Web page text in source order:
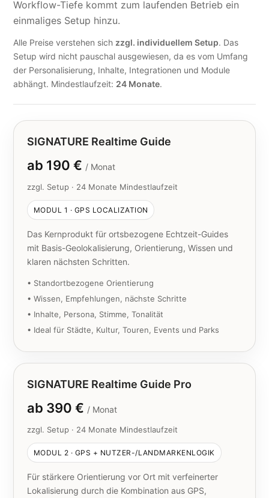
Workflow-Tiefe kommt zum laufenden Betrieb ein
einmaliges Setup hinzu.
Alle Preise verstehen sich zzgl. individuellem Setup. Das
Setup wird nicht pauschal ausgewiesen, da es vom Umfang
der Personalisierung, Inhalte, Integrationen und Module
abhängt. Mindestlaufzeit: 24 Monate.
SIGNATURE Realtime Guide
ab 190 € / Monat
zzgl. Setup · 24 Monate Mindestlaufzeit
MODUL 1 · GPS LOCALIZATION
Das Kernprodukt für ortsbezogene Echtzeit-Guides
mit Basis-Geolokalisierung, Orientierung, Wissen und
klaren nächsten Schritten.
• Standortbezogene Orientierung
• Wissen, Empfehlungen, nächste Schritte
• Inhalte, Persona, Stimme, Tonalität
• Ideal für Städte, Kultur, Touren, Events und Parks
SIGNATURE Realtime Guide Pro
ab 390 € / Monat
zzgl. Setup · 24 Monate Mindestlaufzeit
MODUL 2 · GPS + NUTZER-/LANDMARKENLOGIK
Für stärkere Orientierung vor Ort mit verfeinerter
Lokalisierung durch die Kombination aus GPS,